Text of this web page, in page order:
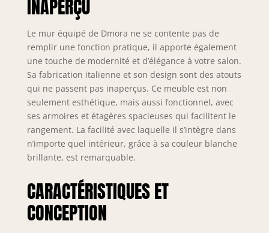
besoins d'espace
avec un seul
modèle élégant et
fonctionnel
STRUCTURE ET
UTILISATION:
Meuble de salon
composé d'une
base de meuble
TV, d'éléments
abattantes
INAPERÇU
Le mur équipé de Dmora ne se contente pas de
remplir une fonction pratique, il apporte également
une touche de modernité et d’élégance à votre salon.
Sa fabrication italienne et son design sont des atouts
qui ne passent pas inaperçus. Ce meuble est non
seulement esthétique, mais aussi fonctionnel, avec
ses armoires et étagères spacieuses qui facilitent le
rangement. La facilité avec laquelle il s’intègre dans
n’importe quel intérieur, grâce à sa couleur blanche
brillante, est remarquable.
CARACTÉRISTIQUES ET
CONCEPTION